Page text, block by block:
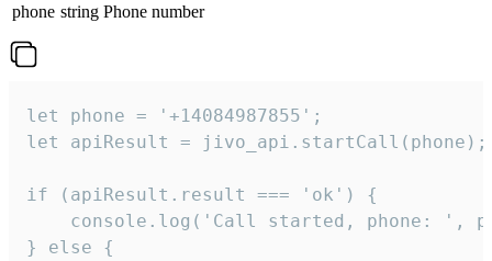
phone string Phone number
let phone = '+14084987855';
let apiResult = jivo_api.startCall(phone);
if (apiResult.result === 'ok') {
console.log('Call started, phone: ',
} else {